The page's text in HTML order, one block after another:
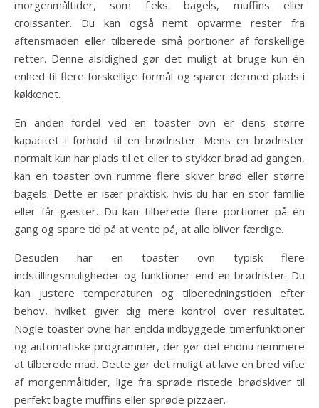
morgenmåltider, som f.eks. bagels, muffins eller
croissanter. Du kan også nemt opvarme rester fra
aftensmaden eller tilberede små portioner af forskellige
retter. Denne alsidighed gør det muligt at bruge kun én
enhed til flere forskellige formål og sparer dermed plads i
køkkenet.
En anden fordel ved en toaster ovn er dens større
kapacitet i forhold til en brødrister. Mens en brødrister
normalt kun har plads til et eller to stykker brød ad gangen,
kan en toaster ovn rumme flere skiver brød eller større
bagels. Dette er især praktisk, hvis du har en stor familie
eller får gæster. Du kan tilberede flere portioner på én
gang og spare tid på at vente på, at alle bliver færdige.
Desuden har en toaster ovn typisk flere
indstillingsmuligheder og funktioner end en brødrister. Du
kan justere temperaturen og tilberedningstiden efter
behov, hvilket giver dig mere kontrol over resultatet.
Nogle toaster ovne har endda indbyggede timerfunktioner
og automatiske programmer, der gør det endnu nemmere
at tilberede mad. Dette gør det muligt at lave en bred vifte
af morgenmåltider, lige fra sprøde ristede brødskiver til
perfekt bagte muffins eller sprøde pizzaer.